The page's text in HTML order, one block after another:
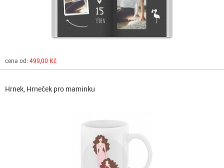
cena od: 499,00 Kč
Hrnek, Hrneček pro maminku